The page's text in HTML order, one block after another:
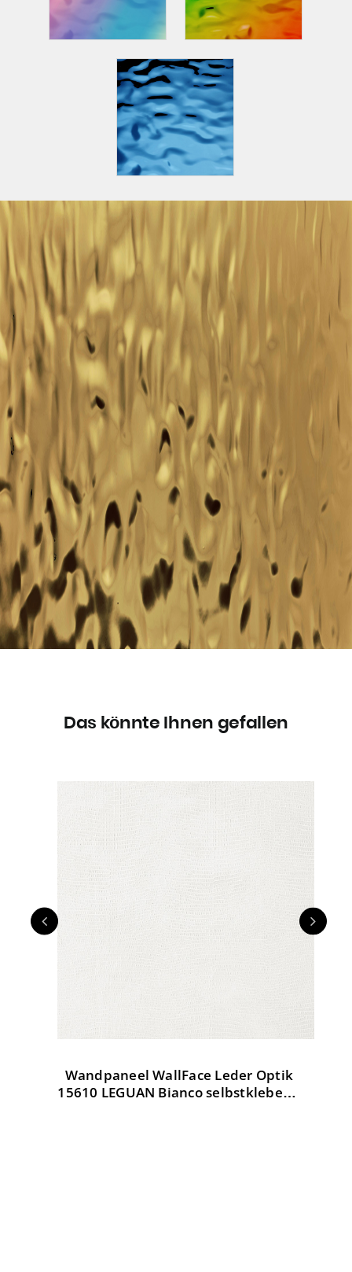
Das könnte Ihnen gefallen
Wandpaneel WallFace Leder Optik
15610 LEGUAN Bianco selbstklebend